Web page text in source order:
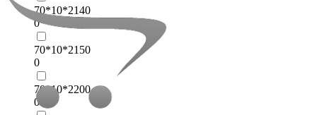
70*10*2140
0
70*10*2150
0
70*10*2200
0